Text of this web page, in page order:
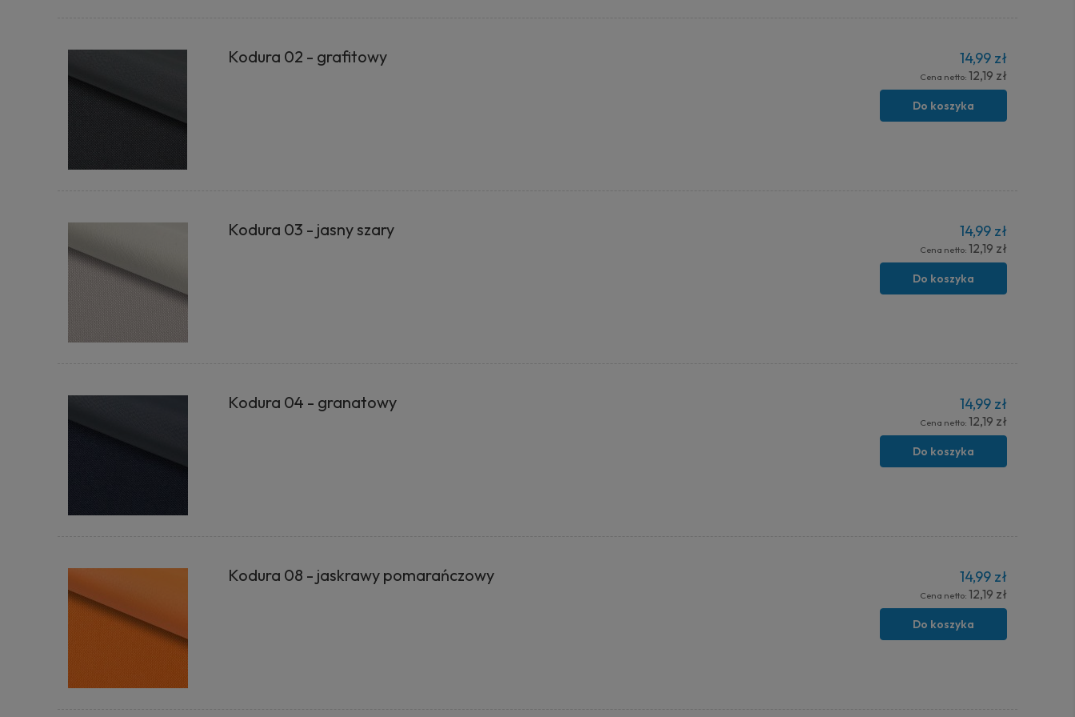
Kodura 02 - grafitowy 14,99 zł
Cena netto: 12,19 zł
Do koszyka
Kodura 03 - jasny szary 14,99 zł
Cena netto: 12,19 zł
Do koszyka
Kodura 04 - granatowy 14,99 zł
Cena netto: 12,19 zł
Do koszyka
Kodura 08 - jaskrawy pomarańczowy 14,99 zł
Cena netto: 12,19 zł
Do koszyka